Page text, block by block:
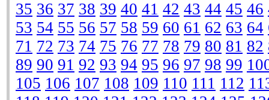
35 36 37 38 39 40 41 42 43 44 45 46
53 54 55 56 57 58 59 60 61 62 63 64
71 72 73 74 75 76 77 78 79 80 81 82
89 90 91 92 93 94 95 96 97 98 99
105 106 107 108 109 110 111 112